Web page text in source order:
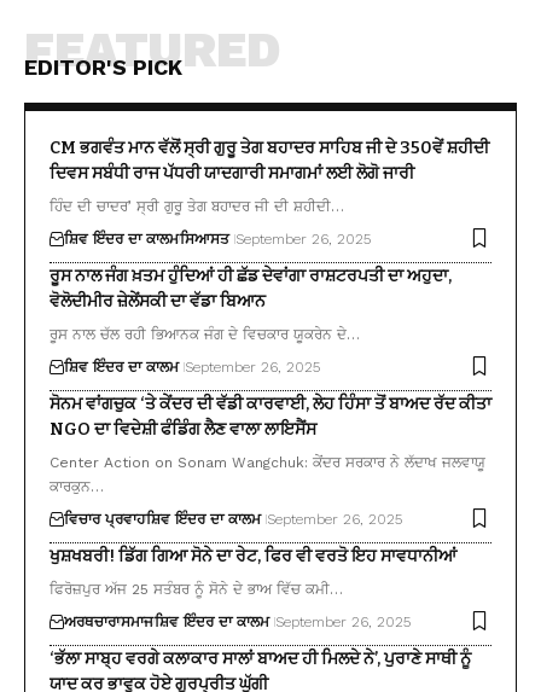
EDITOR'S PICK
FEATURED
CM ਭਗਵੰਤ ਮਾਨ ਵੱਲੋਂ ਸ੍ਰੀ ਗੁਰੂ ਤੇਗ ਬਹਾਦਰ ਸਾਹਿਬ ਜੀ ਦੇ 350ਵੇਂ ਸ਼ਹੀਦੀ
ਦਿਵਸ ਸਬੰਧੀ ਰਾਜ ਪੱਧਰੀ ਯਾਦਗਾਰੀ ਸਮਾਗਮਾਂ ਲਈ ਲੋਗੋ ਜਾਰੀ
ਹਿੰਦ ਦੀ ਚਾਦਰ’ ਸ੍ਰੀ ਗੁਰੂ ਤੇਗ ਬਹਾਦਰ ਜੀ ਦੀ ਸ਼ਹੀਦੀ…
ਸ਼ਿਵ ਇੰਦਰ ਦਾ ਕਾਲਮਸਿਆਸਤ September 26, 2025
ਰੂਸ ਨਾਲ ਜੰਗ ਖ਼ਤਮ ਹੁੰਦਿਆਂ ਹੀ ਛੱਡ ਦੇਵਾਂਗਾ ਰਾਸ਼ਟਰਪਤੀ ਦਾ ਅਹੁਦਾ,
ਵੋਲੋਦੀਮੀਰ ਜ਼ੇਲੇਂਸਕੀ ਦਾ ਵੱਡਾ ਬਿਆਨ
ਰੂਸ ਨਾਲ ਚੱਲ ਰਹੀ ਭਿਆਨਕ ਜੰਗ ਦੇ ਵਿਚਕਾਰ ਯੂਕਰੇਨ ਦੇ…
ਸ਼ਿਵ ਇੰਦਰ ਦਾ ਕਾਲਮ September 26, 2025
ਸੋਨਮ ਵਾਂਗਚੁਕ ‘ਤੇ ਕੇਂਦਰ ਦੀ ਵੱਡੀ ਕਾਰਵਾਈ, ਲੇਹ ਹਿੰਸਾ ਤੋਂ ਬਾਅਦ ਰੱਦ ਕੀਤਾ
NGO ਦਾ ਵਿਦੇਸ਼ੀ ਫੰਡਿੰਗ ਲੈਣ ਵਾਲਾ ਲਾਇਸੈਂਸ
Center Action on Sonam Wangchuk: ਕੇਂਦਰ ਸਰਕਾਰ ਨੇ ਲੱਦਾਖ ਜਲਵਾਯੂ
ਕਾਰਕੁਨ…
ਵਿਚਾਰ ਪ੍ਰਵਾਹਸ਼ਿਵ ਇੰਦਰ ਦਾ ਕਾਲਮ September 26, 2025
ਖੁਸ਼ਖਬਰੀ! ਡਿੱਗ ਗਿਆ ਸੋਨੇ ਦਾ ਰੇਟ, ਫਿਰ ਵੀ ਵਰਤੋ ਇਹ ਸਾਵਧਾਨੀਆਂ
ਫਿਰੋਜ਼ਪੁਰ ਅੱਜ 25 ਸਤੰਬਰ ਨੂੰ ਸੋਨੇ ਦੇ ਭਾਅ ਵਿੱਚ ਕਮੀ…
ਅਰਥਚਾਰਾਸਮਾਜਸ਼ਿਵ ਇੰਦਰ ਦਾ ਕਾਲਮ September 26, 2025
‘ਭੱਲਾ ਸਾਬ੍ਹ ਵਰਗੇ ਕਲਾਕਾਰ ਸਾਲਾਂ ਬਾਅਦ ਹੀ ਮਿਲਦੇ ਨੇ’, ਪੁਰਾਣੇ ਸਾਥੀ ਨੂੰ
ਯਾਦ ਕਰ ਭਾਵੁਕ ਹੋਏ ਗੁਰਪ੍ਰੀਤ ਘੁੱਗੀ